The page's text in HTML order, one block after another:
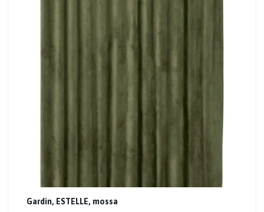
Gardin, ESTELLE, mossa